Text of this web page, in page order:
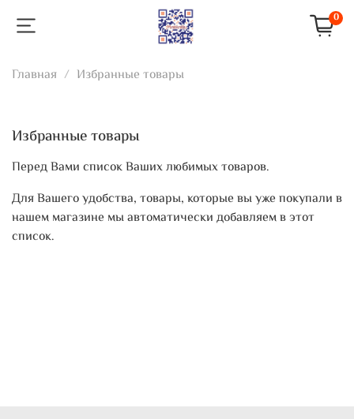
0
Главная Избранные товары
Избранные товары
Перед Вами список Ваших любимых товаров.
Для Вашего удобства, товары, которые вы уже покупали в
нашем магазине мы автоматически добавляем в этот
список.